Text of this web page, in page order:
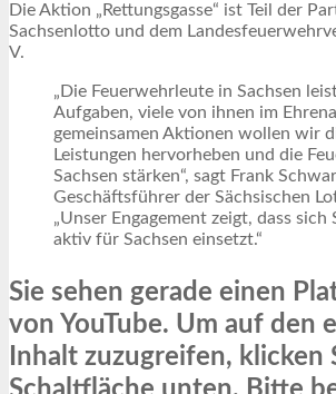
Die Aktion „Rettungsgasse“ ist Teil der
Sachsenlotto und dem
V.
„Die Feuerwehrleute in Sachsen
Aufgaben, viele von ihnen im
gemeinsamen Aktionen wollen wir
Leistungen hervorheben und die
Sachsen stärken“, sagt Frank
Geschäftsführer der Sächsischen
„Unser Engagement zeigt, dass sich
aktiv für Sachsen einsetzt.“
Sie sehen gerade einen
von YouTube. Um auf den
Inhalt zuzugreifen, klicken